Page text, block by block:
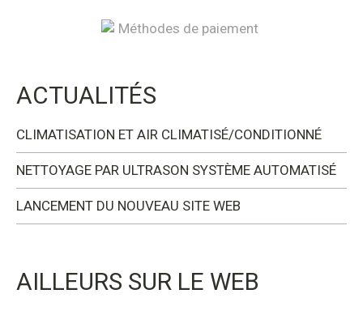
ACTUALITÉS
CLIMATISATION ET AIR CLIMATISÉ/CONDITIONNÉ
NETTOYAGE PAR ULTRASON SYSTÈME AUTOMATISÉ
LANCEMENT DU NOUVEAU SITE WEB
AILLEURS SUR LE WEB